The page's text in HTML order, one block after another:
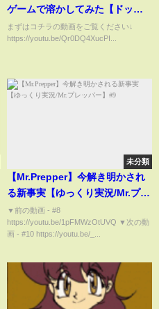
ゲームで溶かしてみた【ドッキ
リ】
まずはコチラの動画をご覧ください↓
https://youtu.be/Qr0DQ4XucPI...
未分類
【Mr.Prepper】今解き明かされ
る新事実【ゆっくり実況/Mr.プレ
ッパー】#9
▼前の動画 - #8
https://youtu.be/1pFMWzOtUVQ ▼次の動
画 - #10 https://youtu.be/_...